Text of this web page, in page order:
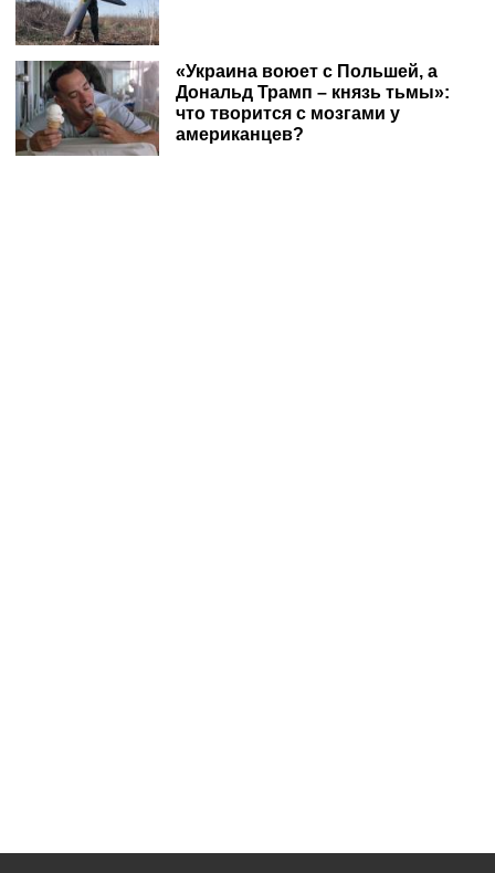
«Украина воюет с Польшей, а
Дональд Трамп – князь тьмы»:
что творится с мозгами у
американцев?